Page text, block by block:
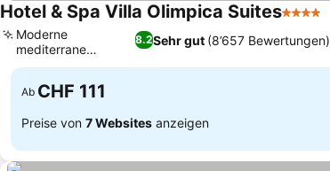
Hotel & Spa Villa Olimpica Suites4 Sterne
8.2Sehr gut (8’657 Bewertungen)
Moderne
mediterrane
Gastronomie
Ab CHF 111
Preise von 7 Websites anzeigen